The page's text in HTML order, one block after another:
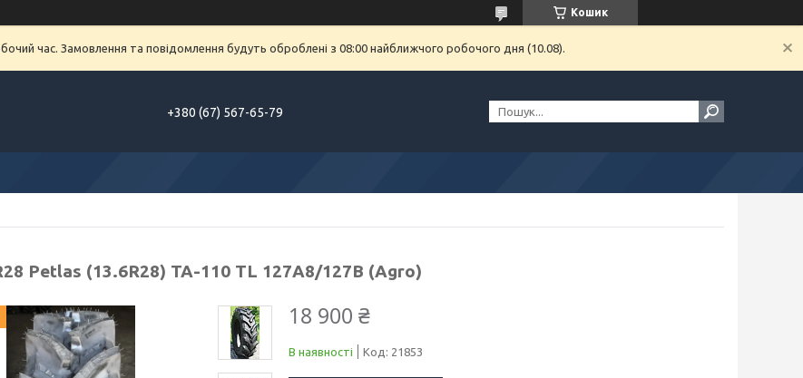
Кошик
час. Замовлення та повідомлення будуть оброблені з 08:00 найближчого робочого дня (10.08).
+380 (67) 567-65-79
Petlas (13.6R28) TA-110 TL 127A8/127B (Agro)
18 900 ₴
В наявності Код: 21853